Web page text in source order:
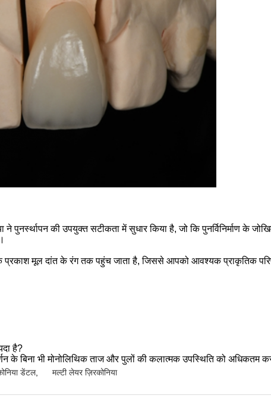
ने पुनर्स्थापन की उपयुक्त सटीकता में सुधार किया है, जो कि पुनर्विनिर्माण के
प्रकाश मूल दांत के रंग तक पहुंच जाता है, जिससे आपको आवश्यक प्राकृतिक
है?
के बिना भी मोनोलिथिक ताज और पुलों की कलात्मक उपस्थिति को अधिकतम
डेंटल, मल्टी लेयर ज़िरकोनिया